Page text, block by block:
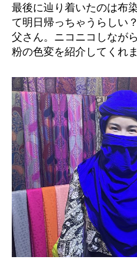
最後に辿り着いたのは布
て明日帰っちゃうらしい
父さん。ニコニコしなが
粉の色変を紹介してくれ